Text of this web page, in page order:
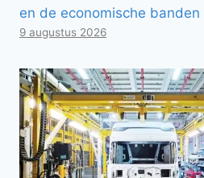
en de economische
9 augustus 2026